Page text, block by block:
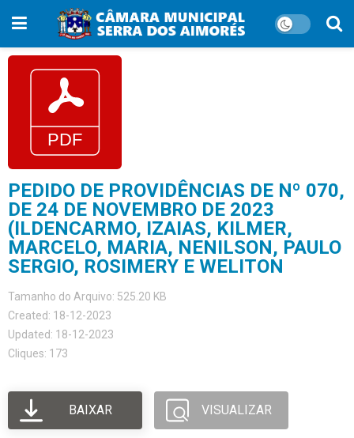
PEDIDO DE PROVIDÊNCIAS DE Nº 070,
DE 24 DE NOVEMBRO DE 2023
(ILDENCARMO, IZAIAS, KILMER,
MARCELO, MARIA, NENILSON, PAULO
SERGIO, ROSIMERY E WELITON
Tamanho do Arquivo: 525.20 KB
Created: 18-12-2023
Updated: 18-12-2023
Cliques: 173
BAIXAR VISUALIZAR